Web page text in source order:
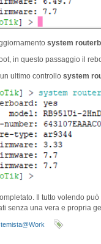
system
in questo passaggio il
ultimo controllo system
Il tutto volendo
senza una vera e propria